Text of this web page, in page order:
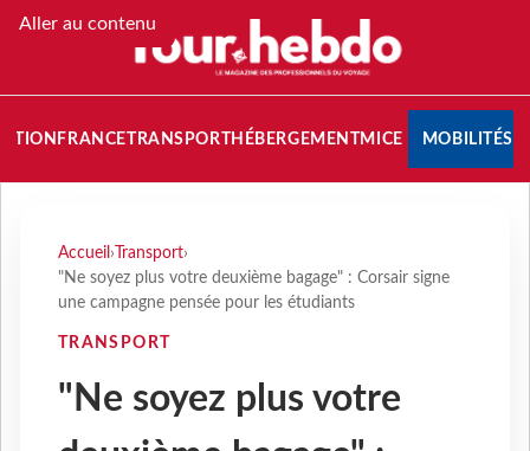
Aller au contenu
FRANCETRANSPORT HÉBERGEMENTMICE MOBILITÉS
Accueil › Transport›
"Ne soyez plus votre deuxième bagage" : Corsair signe
une campagne pensée pour les étudiants
TRANSPORT
"Ne soyez plus votre